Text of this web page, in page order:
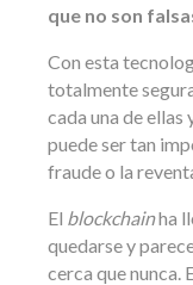
que no son
Con esta
totalmente
cada una de ellas
puede ser tan
fraude o la
El blockchainha
quedarse y
cerca que nunca.